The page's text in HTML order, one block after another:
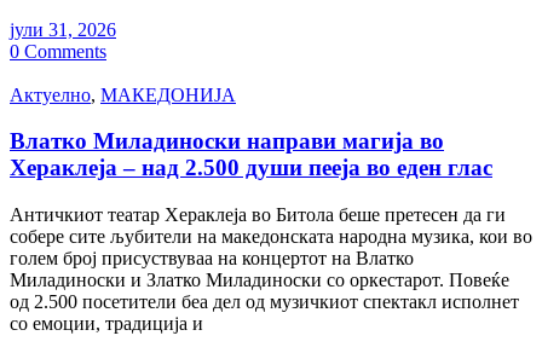
јули 31, 2026
0 Comments
Актуелно, МАКЕДОНИЈА
Влатко Миладиноски направи магија во
Хераклеја – над 2.500 души пееја во еден глас
Античкиот театар Хераклеја во Битола беше претесен да ги
собере сите љубители на македонската народна музика, кои во
голем број присуствуваа на концертот на Влатко
Миладиноски и Златко Миладиноски со оркестарот. Повеќе
од 2.500 посетители беа дел од музичкиот спектакл исполнет
со емоции, традиција и